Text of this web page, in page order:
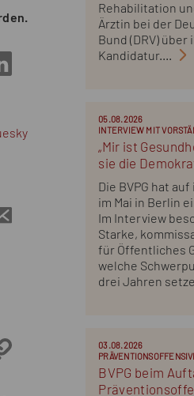
Rehabilitation
Ärztin bei der
Bund (DRV)
Kandidatur....
05.08.2026
INTERVIEW MIT
„Mir ist
sie die
Die BVPG hat
im Mai in Berlin
Im Interview
Starke,
für Öffentliches
welche
drei Jahren
03.08.2026
BVPG beim